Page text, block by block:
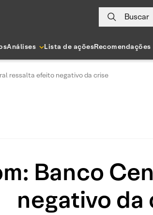
Buscar
Análises Lista de açõesRecomendações
ressalta efeito negativo da crise
Banco
negativo da